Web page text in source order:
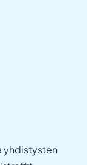
yhdistysten